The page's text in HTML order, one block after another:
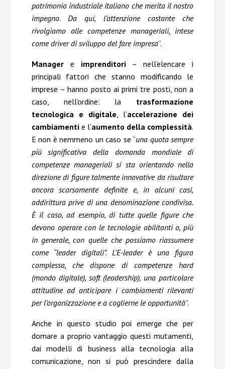
patrimonio industriale italiano che merita il nostro
impegno. Da qui, l’attenzione costante che
rivolgiamo alle competenze manageriali, intese
come driver di sviluppo del fare impresa”.
Managere imprenditori– nell’elencare i
principali fattori che stanno modificando le
imprese – hanno posto ai primi tre posti, non a
caso, nell’ordine: la trasformazione
tecnologica e digitale, l’accelerazione dei
cambiamentie l’aumento della complessità.
E non è nemmeno un caso se “una quota sempre
più significativa della domanda mondiale di
competenze manageriali si sta orientando nella
direzione di figure talmente innovative da risultare
ancora scarsamente definite e, in alcuni casi,
addirittura prive di una denominazione condivisa.
È il caso, ad esempio, di tutte quelle figure che
devono operare con le tecnologie abilitanti o, più
in generale, con quelle che possiamo riassumere
come “leader digitali”. L’E-leader è una figura
complessa, che dispone di competenze hard
(mondo digitale), soft (leadership), una particolare
attitudine ad anticipare i cambiamenti rilevanti
per l’organizzazione e a coglierne le opportunità”.
Anche in questo studio poi emerge che per
domare a proprio vantaggio questi mutamenti,
dai modelli di business alla tecnologia alla
comunicazione, non si può prescindere dalla